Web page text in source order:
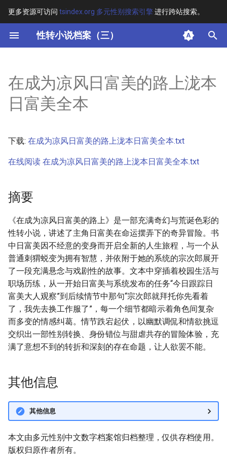
更多资源可访问 tsindex.org 多元性别搜索引擎进行跨站搜索。
性转小说档案（三）
键
开
始
索
其他信息
在成为凉风日富美的路上泷本
日富美全本
下载: 在成为凉风日富美的路上泷本日富美全本.txt
在线阅读 在成为凉风日富美的路上泷本日富美全本.txt
摘要
《在成为凉风日富美的路上》是一部充满奇幻与荒诞色彩的
性转小说，讲述了主角日富美在命运摆弄下的奇异冒险。书
中日富美因不经意的变身而开启全新的人生旅程，与一个从
普通刺猬蜕变为拥有智慧，并依附于她的系统的宗次郎展开
了一段充满悬念与戏剧性的故事。文本中穿插着校园生活与
职场历练，从一开始日富美与系统发布的任务“今日跟踪日
富美大人观察”到后续情节中那句“宗次郎就拜托你先看着
了，我先去换工作服了”，每一个细节都暗示着角色间复杂
而多变的情感纠葛。情节跌宕起伏，以幽默调侃和情欲挑逗
交织出一部性别转换、身份错位与甜虐共存的冒险体验，充
满了意想不到的转折和深刻的存在命题，让人欲罢不能。
其他信息
其他信息
本文由多元性别中文数字档案馆归档整理，仅供存档使用。
版权归原作者所有。